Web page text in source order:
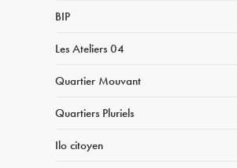
BIP
Les Ateliers 04
Quartier Mouvant
Quartiers Pluriels
Ilo citoyen